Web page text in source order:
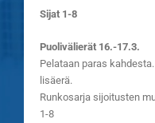
Sijat 1-8
Puolivälierät 16.-17.3.
Pelataan paras
lisäerä.
Runkosarja sijoitusten
1-8